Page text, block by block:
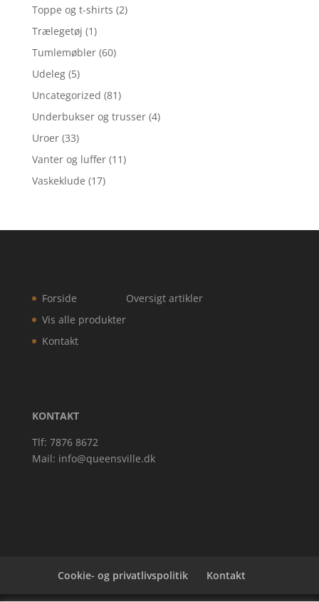
Toppe og t-shirts (2)
Trælegetøj (1)
Tumlemøbler (60)
Udeleg (5)
Uncategorized (81)
Underbukser og trusser (4)
Uroer (33)
Vanter og luffer (11)
Vaskeklude (17)
Forside
Vis alle produkter
Kontakt
Oversigt artikler
KONTAKT
Tlf: 7876 8672
Mail: info@queensville.dk
Cookie- og privatlivspolitik Kontakt